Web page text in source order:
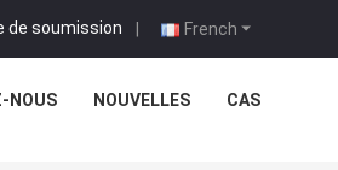
French
de soumission |
NOUS NOUVELLES CAS